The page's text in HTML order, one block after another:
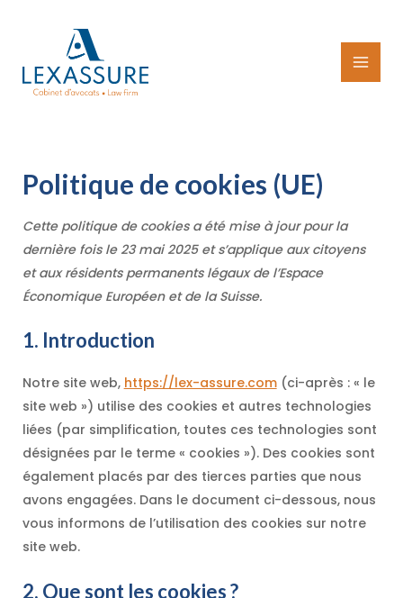
contenu
Politique de cookies (UE)
Cette politique de cookies a été mise à jour pour la
dernière fois le 23 mai 2025 et s’applique aux citoyens
et aux résidents permanents légaux de l’Espace
Économique Européen et de la Suisse.
1. Introduction
Notre site web, https://lex-assure.com(ci-après : « le
site web ») utilise des cookies et autres technologies
liées (par simplification, toutes ces technologies sont
désignées par le terme « cookies »). Des cookies sont
également placés par des tierces parties que nous
avons engagées. Dans le document ci-dessous, nous
vous informons de l’utilisation des cookies sur notre
site web.
2. Que sont les cookies ?